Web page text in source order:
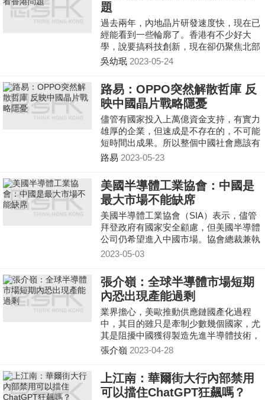
題
過去兩年，內地晶片研發速度快，現在已
經能看到一些輪廓了。香港有不少好大
學，說要搞科技創新，現在卻仍聚焦北部
都會區發展規劃，說是將來會在那裡建國
的差距，也是問題。
吳幼珉 2023-05-24
路易：OPPO突然解散哲庫 反
映中國晶片戰略隱憂
儘管有國家投入上萬億資金支持，有實力
雄厚的企業，但速成是不存在的，不可能
短時間出成果。所以整個中國社會應該有
個冷靜的，敬畏的心態，踏實做事。晶片
的項目，而非靠花錢、引進人才可以快速
擴張的產業。雖有國家級的戰略支持，但
仍需回歸市場規律：誰適合做誰做，誰到
了產業級別誰做，誰在相關領域有積累誰
做，否則會造成巨大的社會資源浪費，也
會造成行業震蕩。
路易 2023-05-23
美國半導體工業協會：中國是
最大市場不能缺席
美國半導體工業協會（SIA）表示，儘管
拜登政府有國家安全顧慮，但美國半導體
公司仍希望進入中國市場。協會總裁兼執
行長John Neuffer說：「（中國）是我們
2023-05-03
張介嶺：全球半導體市場短期
內恐出現產能過剩
業界擔心，美歐推動供應鏈國產化過程
中，其目的雖只是牽制少數幾個國家，尤
其是阻擾中國獲得製造先進半導體技術，
但各國都會把保護或擴大自身利益放在首
崖式下滑。美歐新建代工廠大部分產能預
計將在2023年及以後投產，一旦大量出
貨，未來12至18個月全球半導體市場很可
張介嶺 2023-04-28
上江南：華爾街大行內部禁用
可以擋住ChatGPT狂飆嗎？